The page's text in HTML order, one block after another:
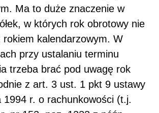
Ma to duże znaczenie w
w których rok obrotowy nie
rokiem kalendarzowym. W
przy ustalaniu terminu
trzeba brać pod uwagę rok
z art. 3 ust. 1 pkt 9 ustawy
1994 r. o rachunkowości (t.j.